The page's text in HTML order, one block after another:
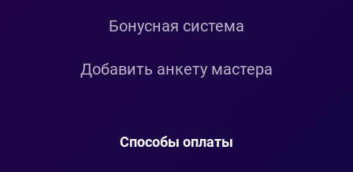
Бонусная система
Добавить анкету мастера
Способы оплаты